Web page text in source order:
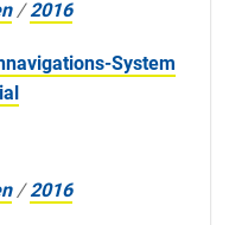
/2016
System
/2016